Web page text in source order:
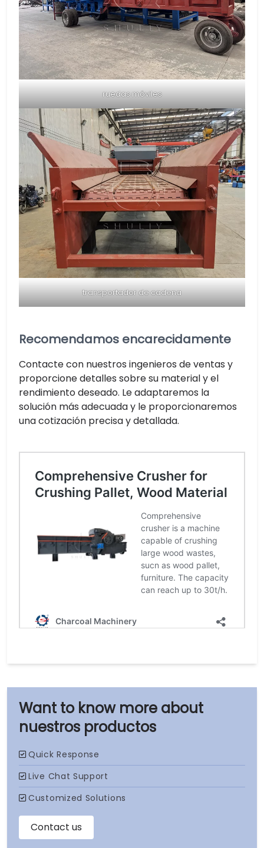
nuestros productos
ruedas móviles
transportador de cadena
Recomendamos encarecidamente
Contacte con nuestros ingenieros de ventas y
proporcione detalles sobre su material y el
rendimiento deseado. Le adaptaremos la
solución más adecuada y le proporcionaremos
una cotización precisa y detallada.